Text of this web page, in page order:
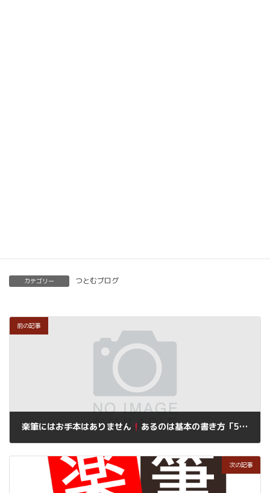
カテゴリー つとむブログ
前の記事
楽筆にはお手本はありません あるのは基本の書き方「5つのポイント」と「12の技法」あとは全て自由です。
次の記事